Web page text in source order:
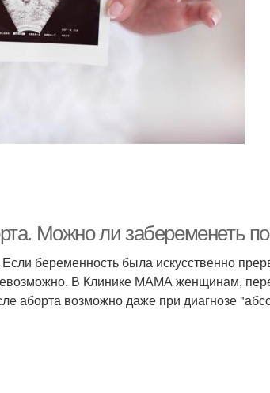
Можно ли забеременеть
беременность была искусственно
В Клинике МАМА женщинам,
аборта возможно даже при диагнозе